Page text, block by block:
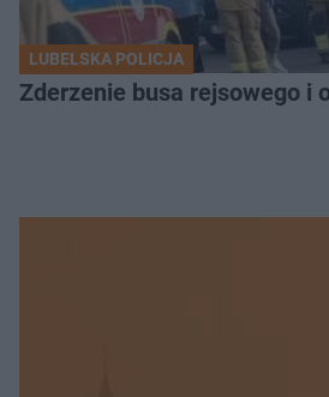
LUBELSKA POLICJA
Zderzenie busa rejsowego i